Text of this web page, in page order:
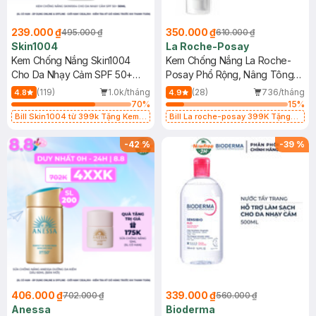
239.000 ₫495.000 ₫
Skin1004
Kem Chống Nắng Skin1004
Cho Da Nhạy Cảm SPF 50+
50ml
4.8 (119)
1.0k/tháng
70%
Bill Skin1004 từ 399k Tặng Kem
SPF 50+ 20ml (SL Có Hạn)
350.000 ₫610.000 ₫
La Roche-Posay
Kem Chống Nắng La Roche-
Posay Phổ Rộng, Nâng Tông
Kiềm Dầu 50ml
4.9 (28)
736/tháng
15%
Bill La roche-posay 399K Tặng
(SL có hạn)
-42%
406.000 ₫702.000 ₫
Anessa
-39 %
339.000 ₫560.000 ₫
Bioderma